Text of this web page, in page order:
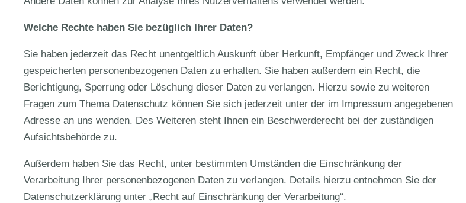
Welche Rechte haben Sie bezüglich Ihrer Daten?
Sie haben jederzeit das Recht unentgeltlich Auskunft über Herkunft, Empfänger und Zweck Ihrer
gespeicherten personenbezogenen Daten zu erhalten. Sie haben außerdem ein Recht, die
Berichtigung, Sperrung oder Löschung dieser Daten zu verlangen. Hierzu sowie zu weiteren
Fragen zum Thema Datenschutz können Sie sich jederzeit unter der im Impressum angegebenen
Adresse an uns wenden. Des Weiteren steht Ihnen ein Beschwerderecht bei der zuständigen
Aufsichtsbehörde zu.
Außerdem haben Sie das Recht, unter bestimmten Umständen die Einschränkung der
Verarbeitung Ihrer personenbezogenen Daten zu verlangen. Details hierzu entnehmen Sie der
Datenschutzerklärung unter „Recht auf Einschränkung der Verarbeitung“.